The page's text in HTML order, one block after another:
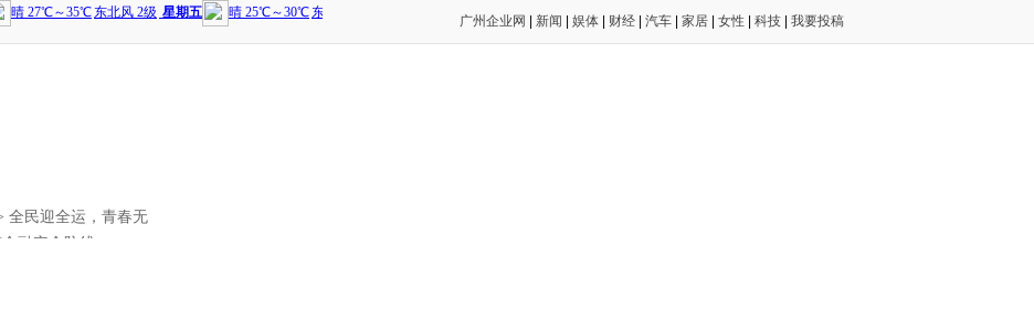
广州企业网 新闻 娱体 财经 汽车 家居 女性 科技 我要投稿
全民迎全运，青春无
融安全防线